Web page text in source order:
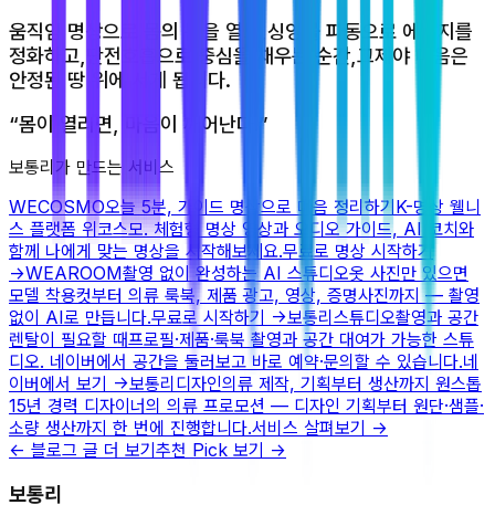
움직임 명상으로 몸의 문을 열고,싱잉볼 파동으로 에너지를
정화하고,단전호흡으로 중심을 채우는 순간,그제야 마음은
안정된 땅 위에 서게 됩니다.
“몸이 열리면, 마음이 깨어난다.”
보통리가 만드는 서비스
WECOSMO오늘 5분, 가이드 명상으로 마음 정리하기K-명상 웰니
스 플랫폼 위코스모. 체험형 명상 영상과 오디오 가이드, AI 코치와
함께 나에게 맞는 명상을 시작해보세요.무료로 명상 시작하기
→WEAROOM촬영 없이 완성하는 AI 스튜디오옷 사진만 있으면
모델 착용컷부터 의류 룩북, 제품 광고, 영상, 증명사진까지 — 촬영
없이 AI로 만듭니다.무료로 시작하기 →보통리스튜디오촬영과 공간
렌탈이 필요할 때프로필·제품·룩북 촬영과 공간 대여가 가능한 스튜
디오. 네이버에서 공간을 둘러보고 바로 예약·문의할 수 있습니다.네
이버에서 보기 →보통리디자인의류 제작, 기획부터 생산까지 원스톱
15년 경력 디자이너의 의류 프로모션 — 디자인 기획부터 원단·샘플·
소량 생산까지 한 번에 진행합니다.서비스 살펴보기 →
← 블로그 글 더 보기추천 Pick 보기 →
보통리